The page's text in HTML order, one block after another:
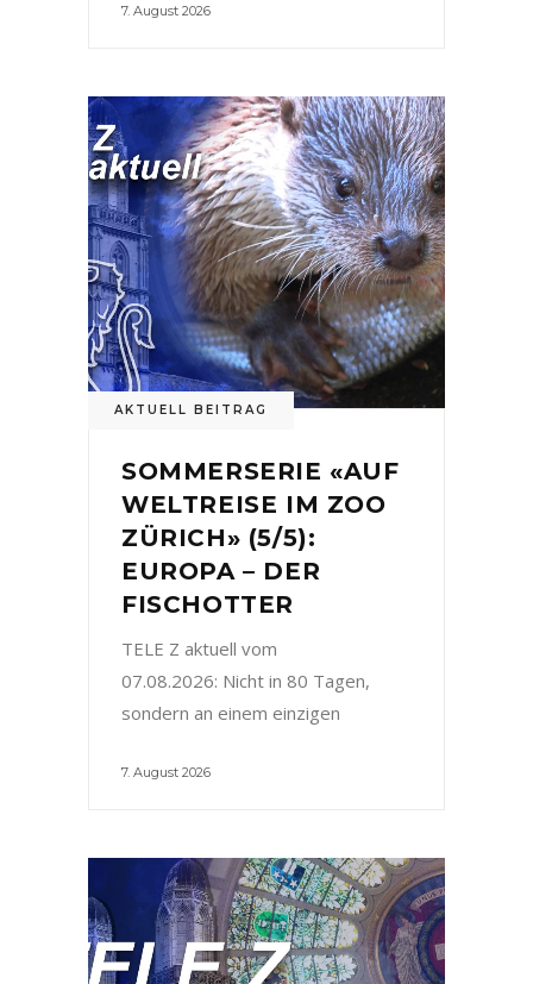
7. August 2026
AKTUELL BEITRAG
SOMMERSERIE «AUF
WELTREISE IM ZOO
ZÜRICH» (5/5):
EUROPA – DER
FISCHOTTER
TELE Z aktuell vom
07.08.2026: Nicht in 80 Tagen,
sondern an einem einzigen
7. August 2026